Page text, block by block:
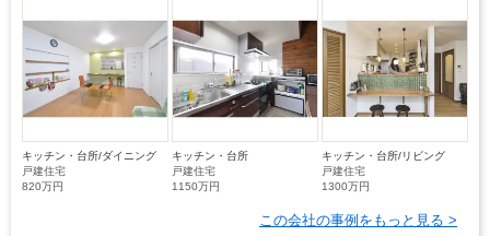
キッチン・台所/ダイニング
戸建住宅
820万円
キッチン・台所
戸建住宅
1150万円
キッチン・台所/リビング
戸建住宅
1300万円
この会社の事例をもっと見る >